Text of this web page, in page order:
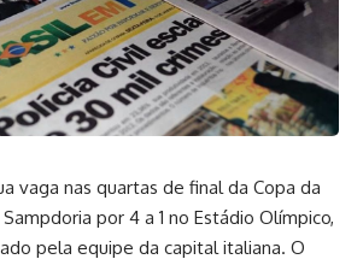
vaga nas quartas de final da Copa da
por 4 a 1 no Estádio Olímpico,
pela equipe da capital italiana. O